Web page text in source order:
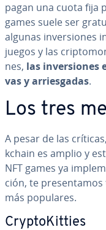
pagan una cuota fija
games suele ser
algunas in­ve­r­sio­nes
juegos y las
nes, las in­ve­r­sio­nes
vas y arrie­s­ga­das.
Los tres
A pesar de las
k­chain es amplio y
NFT games ya
ción, te
más populares.
Cr­y­p­to­Ki­t­ties